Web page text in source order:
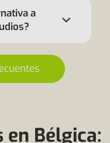
a
en Bélgica: